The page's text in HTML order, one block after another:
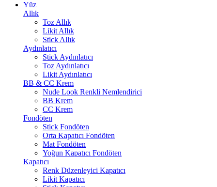
Yüz
Allık
Toz Allık
Likit Allık
Stick Allık
Aydınlatıcı
Stick Aydınlatıcı
Toz Aydınlatıcı
Likit Aydınlatıcı
BB & CC Krem
Nude Look Renkli Nemlendirici
BB Krem
CC Krem
Fondöten
Stick Fondöten
Orta Kapatıcı Fondöten
Mat Fondöten
Yoğun Kapatıcı Fondöten
Kapatıcı
Renk Düzenleyici Kapatıcı
Likit Kapatıcı